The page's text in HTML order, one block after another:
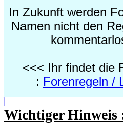
In Zukunft werden
Namen nicht den
<<< Ihr findet die
: Forenregeln /
Wichtiger Hinweis